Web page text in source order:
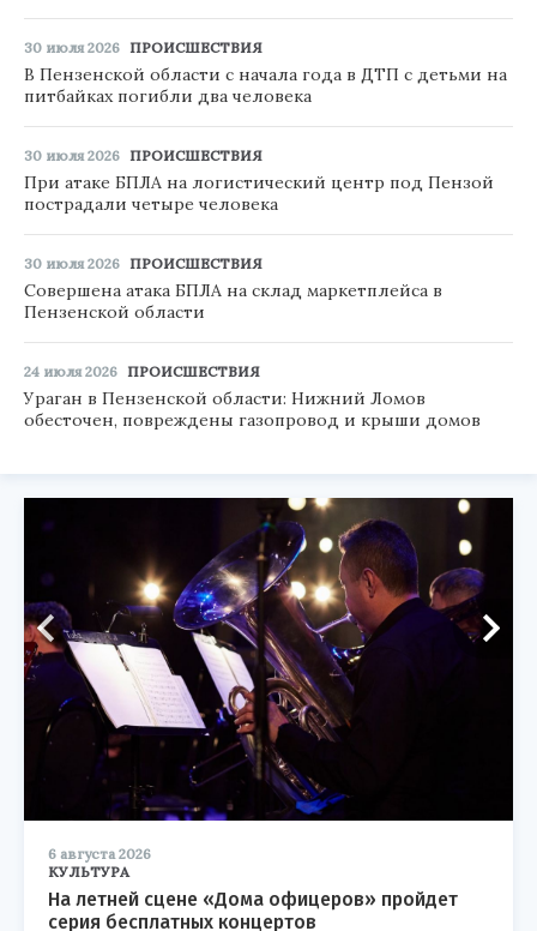
30 июля 2026 ПРОИСШЕСТВИЯ
В Пензенской области с начала года в ДТП с детьми на
питбайках погибли два человека
30 июля 2026 ПРОИСШЕСТВИЯ
При атаке БПЛА на логистический центр под Пензой
пострадали четыре человека
30 июля 2026 ПРОИСШЕСТВИЯ
Совершена атака БПЛА на склад маркетплейса в
Пензенской области
24 июля 2026 ПРОИСШЕСТВИЯ
Ураган в Пензенской области: Нижний Ломов
обесточен, повреждены газопровод и крыши домов
6 августа 2026
КУЛЬТУРА
На летней сцене «Дома офицеров» пройдет
серия бесплатных концертов